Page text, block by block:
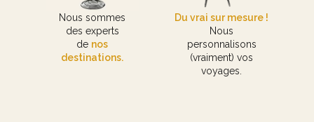
Nous sommes
des experts
de nos
destinations.
Du vrai sur mesure !
Nous
personnalisons
(vraiment) vos
voyages.